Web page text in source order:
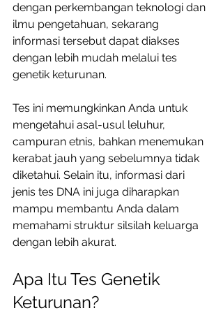
dengan perkembangan teknologi dan
ilmu pengetahuan, sekarang
informasi tersebut dapat diakses
dengan lebih mudah melalui tes
genetik keturunan.
Tes ini memungkinkan Anda untuk
mengetahui asal-usul leluhur,
campuran etnis, bahkan menemukan
kerabat jauh yang sebelumnya tidak
diketahui. Selain itu, informasi dari
jenis tes DNA ini juga diharapkan
mampu membantu Anda dalam
memahami struktur silsilah keluarga
dengan lebih akurat.
Apa Itu Tes Genetik
Keturunan?